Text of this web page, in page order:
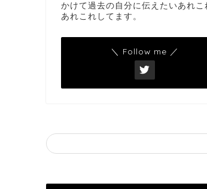
かけて過去の自分に伝えたいあれこ
あれこれしてます。
＼ Follow me ／